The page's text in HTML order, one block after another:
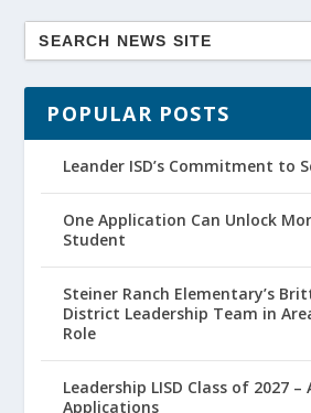
POPULAR POSTS
Leander ISD’s Commitment to
One Application Can Unlock
Student
Steiner Ranch Elementary’s
District Leadership Team in
Role
Leadership LISD Class of 2027 –
Applications